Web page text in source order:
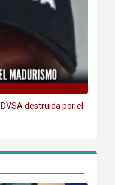
destruida por el